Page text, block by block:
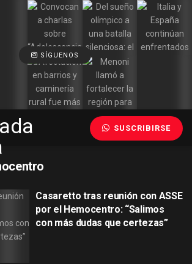
SÍGUENOS
SUSCRIBIRSE
Casaretto tras reunión con ASSE
por el Hemocentro: “Salimos
con más dudas que certezas”